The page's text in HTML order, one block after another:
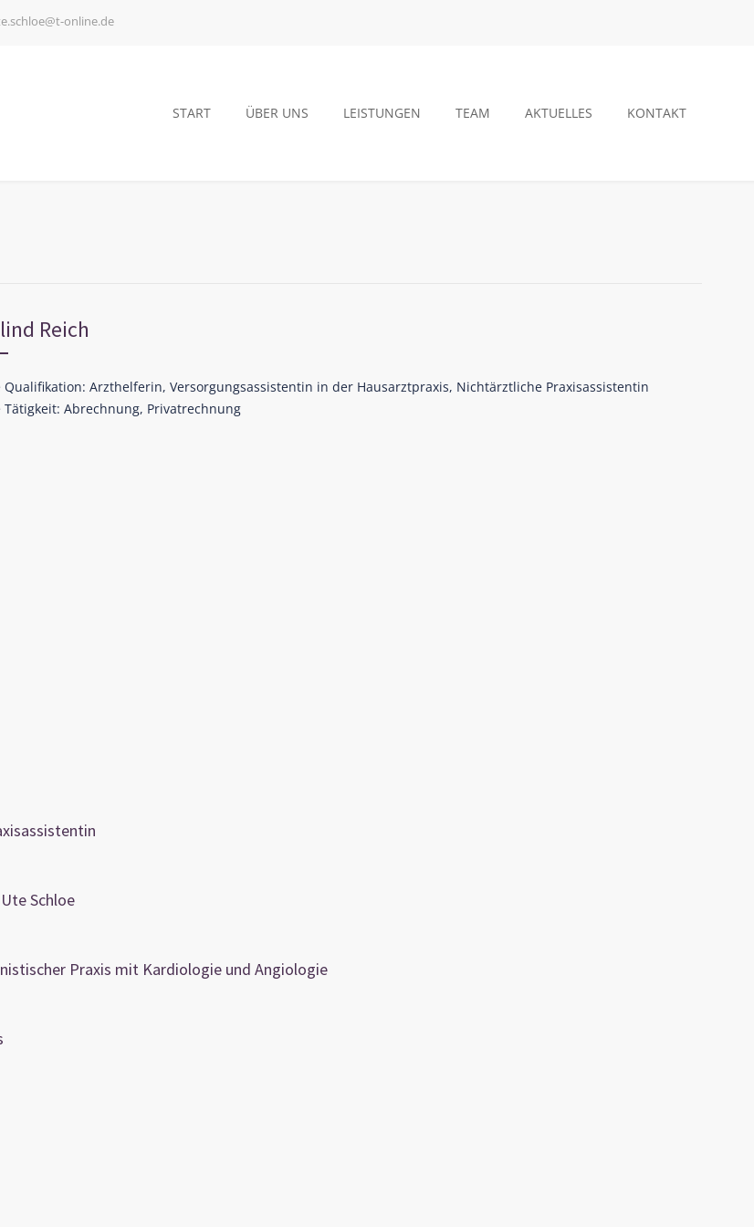
online.de
START ÜBER UNS LEISTUNGEN TEAM AKTUELLES KONTAKT
Reich
Qualifikation: Arzthelferin, Versorgungsassistentin in der Hausarztpraxis, Nichtärztliche Praxisassistentin
Tätigkeit: Abrechnung, Privatrechnung
Schloe
Praxis mit Kardiologie und Angiologie